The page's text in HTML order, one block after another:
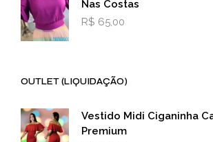
Nas Costas
R$ 65,00
OUTLET (LIQUIDAÇÃO)
Vestido Midi Ciganinha
Premium